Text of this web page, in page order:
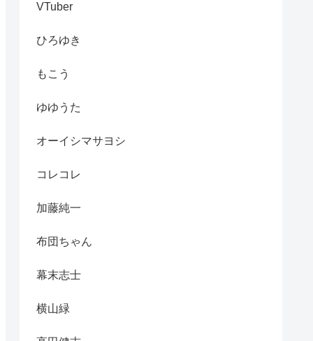
VTuber
ひろゆき
もこう
ゆゆうた
オーイシマサヨシ
コレコレ
加藤純一
布団ちゃん
幕末志士
横山緑